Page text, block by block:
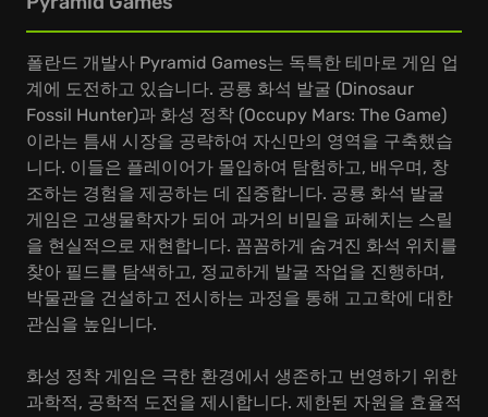
폴란드 개발사 Pyramid Games는 독특한 테마로 게임 업
계에 도전하고 있습니다. 공룡 화석 발굴 (Dinosaur
Fossil Hunter)과 화성 정착 (Occupy Mars: The Game)
이라는 틈새 시장을 공략하여 자신만의 영역을 구축했습
니다. 이들은 플레이어가 몰입하여 탐험하고, 배우며, 창
조하는 경험을 제공하는 데 집중합니다. 공룡 화석 발굴
게임은 고생물학자가 되어 과거의 비밀을 파헤치는 스릴
을 현실적으로 재현합니다. 꼼꼼하게 숨겨진 화석 위치를
찾아 필드를 탐색하고, 정교하게 발굴 작업을 진행하며,
박물관을 건설하고 전시하는 과정을 통해 고고학에 대한
관심을 높입니다.
화성 정착 게임은 극한 환경에서 생존하고 번영하기 위한
과학적, 공학적 도전을 제시합니다. 제한된 자원을 효율적